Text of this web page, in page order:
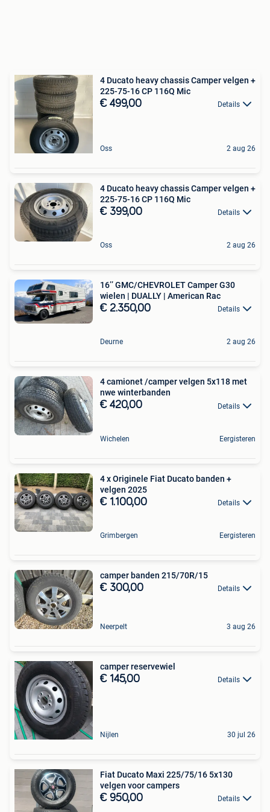
4 Ducato heavy chassis Camper velgen +
225-75-16 CP 116Q Mic
€ 499,00 Details
Oss 2 aug 26
4 Ducato heavy chassis Camper velgen +
225-75-16 CP 116Q Mic
€ 399,00 Details
Oss 2 aug 26
16’’ GMC/CHEVROLET Camper G30
wielen | DUALLY | American Rac
€ 2.350,00 Details
Deurne 2 aug 26
4 camionet /camper velgen 5x118 met
nwe winterbanden
€ 420,00 Details
Wichelen Eergisteren
4 x Originele Fiat Ducato banden +
velgen 2025
€ 1.100,00 Details
Grimbergen Eergisteren
camper banden 215/70R/15
€ 300,00 Details
Neerpelt 3 aug 26
camper reservewiel
€ 145,00 Details
Nijlen 30 jul 26
Fiat Ducato Maxi 225/75/16 5x130
velgen voor campers
€ 950,00 Details